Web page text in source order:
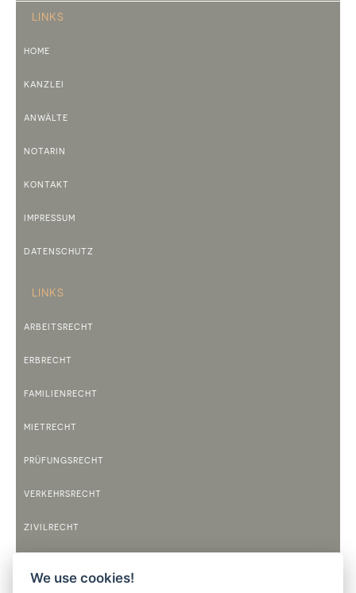
LINKS
HOME
KANZLEI
ANWÄLTE
NOTARIN
KONTAKT
IMPRESSUM
DATENSCHUTZ
LINKS
ARBEITSRECHT
ERBRECHT
FAMILIENRECHT
MIETRECHT
PRÜFUNGSRECHT
VERKEHRSRECHT
ZIVILRECHT
We use cookies!